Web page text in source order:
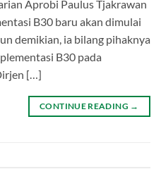
Aprobi Paulus Tjakrawan
B30 baru akan dimulai
demikian, ia bilang pihaknya
B30 pada
[…]
CONTINUE READING →